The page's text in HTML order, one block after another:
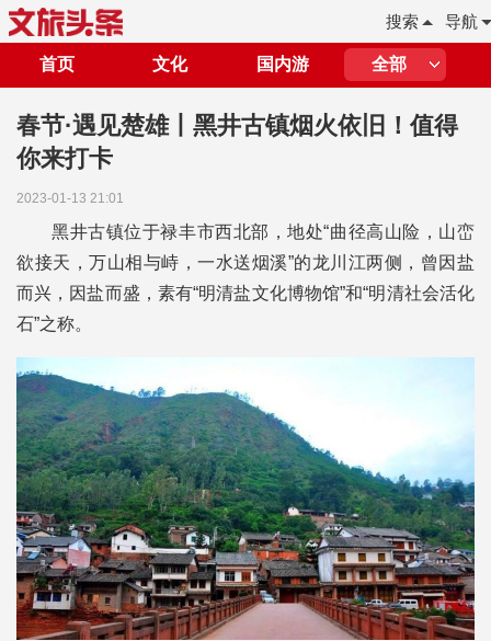
导航
搜索
首页 文化 国内游 全部
春节·遇见楚雄丨黑井古镇烟火依旧！值得
你来打卡
2023-01-13 21:01
黑井古镇位于禄丰市西北部，地处“曲径高山险，山峦
欲接天，万山相与峙，一水送烟溪”的龙川江两侧，曾因盐
而兴，因盐而盛，素有“明清盐文化博物馆”和“明清社会活化
石”之称。